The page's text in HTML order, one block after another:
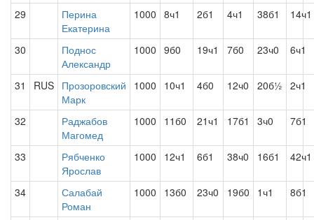
29
Перина
Екатерина
1000 8ч1 2б1 4ч1 38б1 14ч1
30
Поднос
Александр
1000 9б0 19ч1 7б0 23ч0 6ч1
31 RUS Прозоровский
Марк
1000 10ч1 4б0 12ч0 20б½ 2ч1
32
Раджабов
Магомед
1000 11б0 21ч1 17б1 3ч0 7б1
33
Рябченко
Ярослав
1000 12ч1 6б1 38ч0 16б1 42ч1
34
Салабай
Роман
1000 13б0 23ч0 19б0 1ч1 8б1